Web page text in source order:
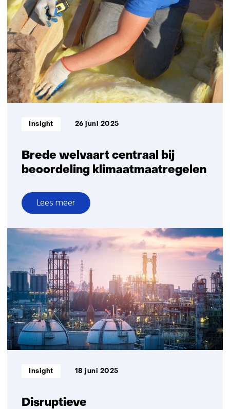
Brede welvaart centraal bij
beoordeling klimaatmaatregelen
Informatietype:
Insight 26 juni 2025
Lees meer
over
Brede
welvaart
centraal
beoordeling
klimaatmaatregelen
Disruptieve
Informatietype:
Insight 18 juni 2025